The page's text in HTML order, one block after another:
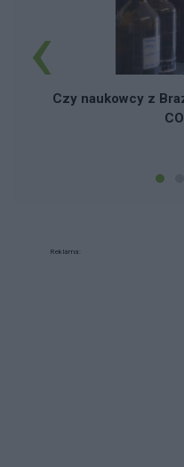
Czy naukowcy z
‹
Reklama: